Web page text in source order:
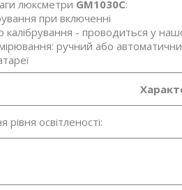
люксметри GM1030C:
при включенні
калібрування - проводиться у
ручний або
освітленості: